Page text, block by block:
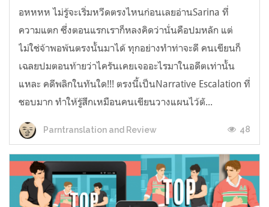
อหหหห ไม่รู้จะเริ่มหวีดตรงไหนก่อนเลยอ่านSarina ที่
ความแตก ซึ่งตอนแรกเราก็หลงคิดว่านั่นคือปมหลัก แต่
ไม่ใช่จ้าพอพ้นตรงนั้นมาได้ ทุกอย่างทำท่าจะดี คนเขียนก็
เฉลยปมตอนท้ายว่าไครันเคยเจออะไรมาในอดีตเท่านั้น
แหละ คดีพลิกในทันใด!!! ตรงนี้เป็นNarrative Escalation ที่
ชอบมาก ทำให้รู้สึกเหมือนคนเขียนวางแผนไว้ตั...
Parntranslation and Review 48